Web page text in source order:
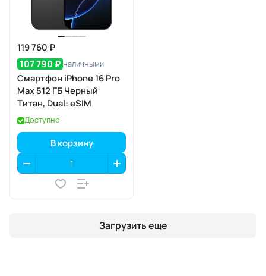
119 760 ₽
107 790 ₽ наличными
Смартфон iPhone 16 Pro
Max 512 ГБ Черный
Титан, Dual: eSIM
Доступно
В корзину
Загрузить еще